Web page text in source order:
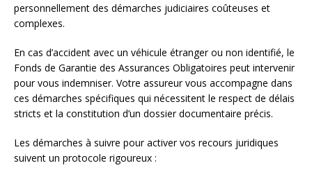
personnellement des démarches judiciaires coûteuses et
complexes.
En cas d’accident avec un véhicule étranger ou non identifié, le
Fonds de Garantie des Assurances Obligatoires peut intervenir
pour vous indemniser. Votre assureur vous accompagne dans
ces démarches spécifiques qui nécessitent le respect de délais
stricts et la constitution d’un dossier documentaire précis.
Les démarches à suivre pour activer vos recours juridiques
suivent un protocole rigoureux :